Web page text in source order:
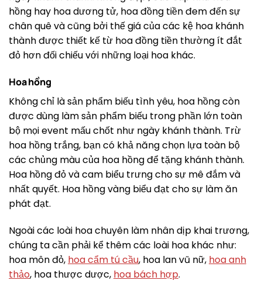
hồng hay hoa dương tử, hoa đồng tiền đem đến sự
chân quê và cũng bởi thế giá của các kệ hoa khánh
thành được thiết kế từ hoa đồng tiền thường ít đắt
đỏ hơn đối chiếu với những loại hoa khác.
Hoa hồng
Không chỉ là sản phẩm biếu tình yêu, hoa hồng còn
được dùng làm sản phẩm biếu trong phần lớn toàn
bộ mọi event mấu chốt như ngày khánh thành. Trừ
hoa hồng trắng, bạn có khả năng chọn lựa toàn bộ
các chủng màu của hoa hồng để tặng khánh thành.
Hoa hồng đỏ và cam biểu trưng cho sự mê đắm và
nhất quyết. Hoa hồng vàng biểu đạt cho sự làm ăn
phát đạt.
Ngoài các loài hoa chuyên làm nhân dịp khai trương,
chúng ta cần phải kể thêm các loài hoa khác như:
hoa môn đỏ, hoa cẩm tú cầu, hoa lan vũ nữ, hoa anh
thảo, hoa thược dược, hoa bách hợp.